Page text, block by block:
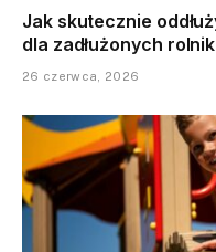
Jak skutecznie
dla zadłużonych
26 czerwca, 2026